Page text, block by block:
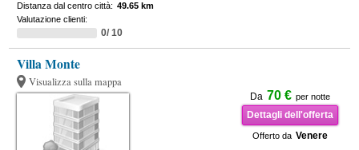
Distanza dal centro città: 49.65 km
Valutazione clienti:
0/ 10
Villa Monte
Visualizza sulla mappa
Da 70 € per notte
Dettagli dell'offerta
Offerto da Venere